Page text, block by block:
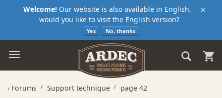
×
Welcome! Our website is also available in English,
would you like to visit the English version?
Yes No, thanks
‹ Forums Support technique page 42